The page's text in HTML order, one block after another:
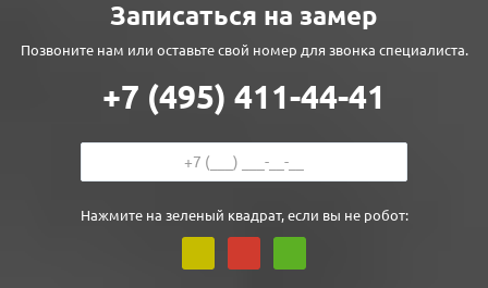
Записаться на замер
Позвоните нам или оставьте свой номер для звонка специалиста.
+7 (495) 411-44-41
Нажмите на зеленый квадрат, если вы не робот: